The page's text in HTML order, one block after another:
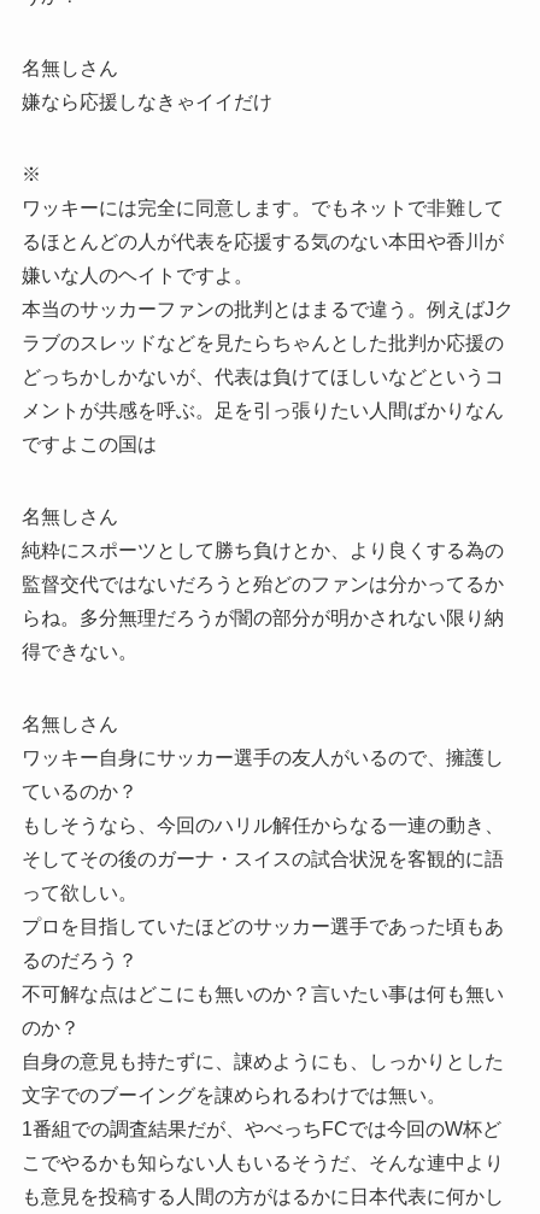
名無しさん
嫌なら応援しなきゃイイだけ
※
ワッキーには完全に同意します。でもネットで非難して
るほとんどの人が代表を応援する気のない本田や香川が
嫌いな人のヘイトですよ。
本当のサッカーファンの批判とはまるで違う。例えばJク
ラブのスレッドなどを見たらちゃんとした批判か応援の
どっちかしかないが、代表は負けてほしいなどというコ
メントが共感を呼ぶ。足を引っ張りたい人間ばかりなん
ですよこの国は
名無しさん
純粋にスポーツとして勝ち負けとか、より良くする為の
監督交代ではないだろうと殆どのファンは分かってるか
らね。多分無理だろうが闇の部分が明かされない限り納
得できない。
名無しさん
ワッキー自身にサッカー選手の友人がいるので、擁護し
ているのか？
もしそうなら、今回のハリル解任からなる一連の動き、
そしてその後のガーナ・スイスの試合状況を客観的に語
って欲しい。
プロを目指していたほどのサッカー選手であった頃もあ
るのだろう？
不可解な点はどこにも無いのか？言いたい事は何も無い
のか？
自身の意見も持たずに、諌めようにも、しっかりとした
文字でのブーイングを諌められるわけでは無い。
1番組での調査結果だが、やべっちFCでは今回のW杯ど
こでやるかも知らない人もいるそうだ、そんな連中より
も意見を投稿する人間の方がはるかに日本代表に何かし